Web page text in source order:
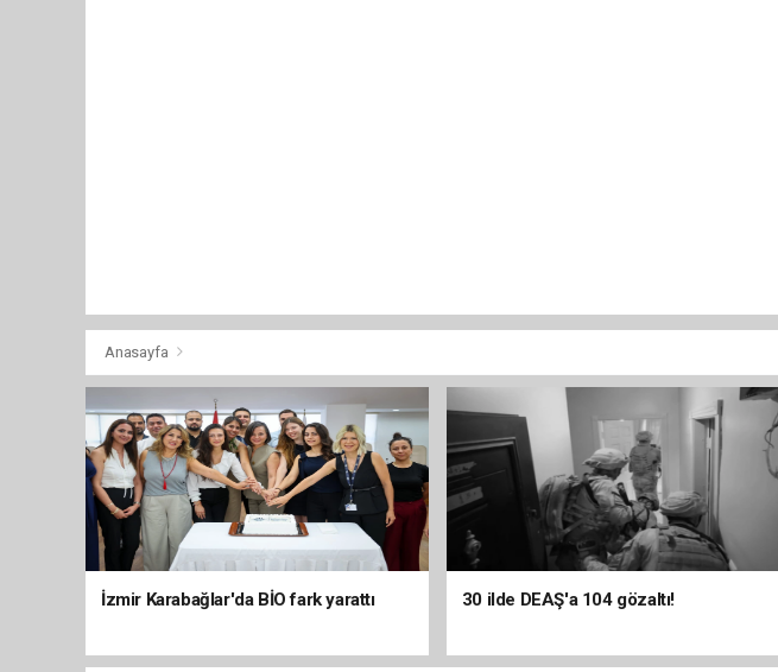
Anasayfa
İzmir Karabağlar'da BİO fark yarattı 30 ilde DEAŞ'a 104 gözaltı!